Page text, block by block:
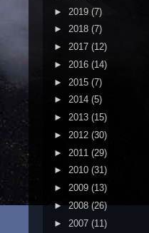
► 2019 (7)
► 2018 (7)
► 2017 (12)
► 2016 (14)
► 2015 (7)
► 2014 (5)
► 2013 (15)
► 2012 (30)
► 2011 (29)
► 2010 (31)
► 2009 (13)
► 2008 (26)
► 2007 (11)